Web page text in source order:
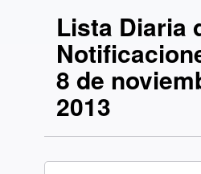
Lista Diaria
8 de
2013